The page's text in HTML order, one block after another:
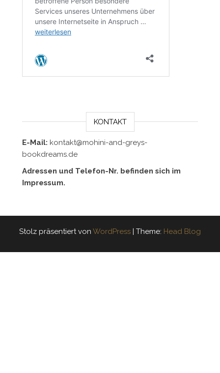
KONTAKT
E-Mail: kontakt@mohini-and-greys-
bookdreams.de
Adressen und Telefon-Nr. befinden sich im
Impressum.
Stolz präsentiert von WordPress | Theme: Head Blog